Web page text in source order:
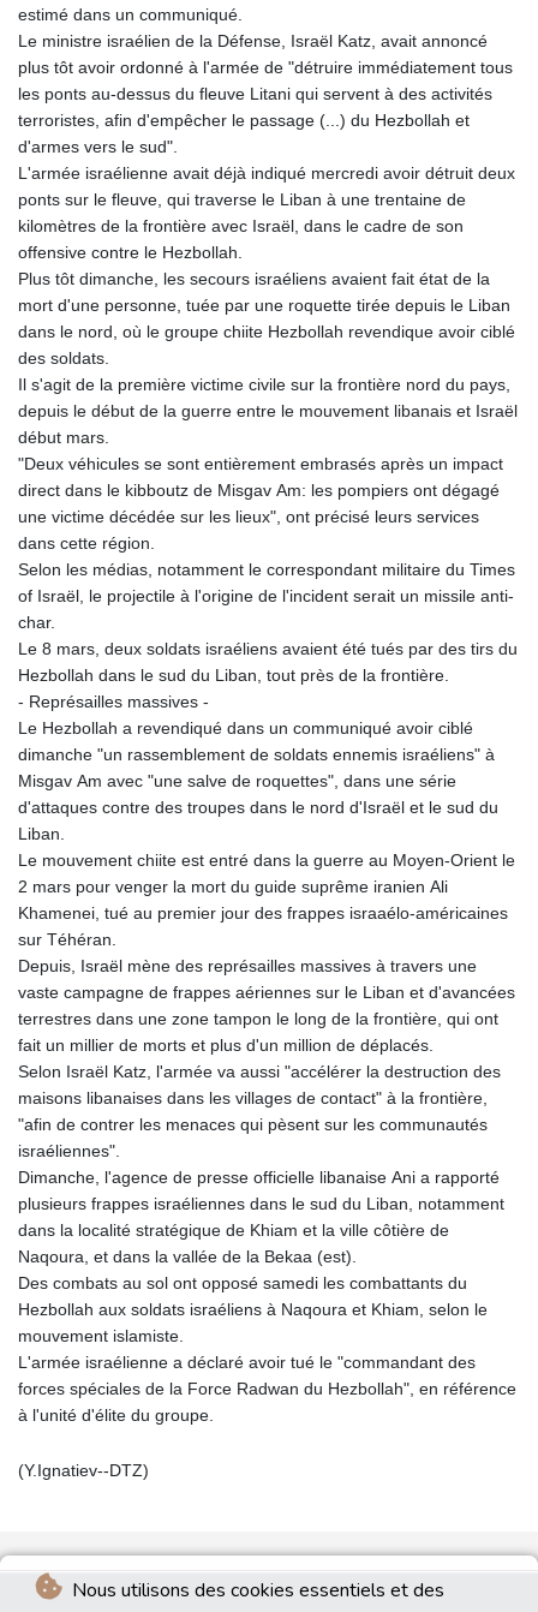
Nous utilisons des cookies essentiels et des
estimé dans un communiqué.
Le ministre israélien de la Défense, Israël Katz, avait annoncé
plus tôt avoir ordonné à l'armée de "détruire immédiatement tous
les ponts au-dessus du fleuve Litani qui servent à des activités
terroristes, afin d'empêcher le passage (...) du Hezbollah et
d'armes vers le sud".
L'armée israélienne avait déjà indiqué mercredi avoir détruit deux
ponts sur le fleuve, qui traverse le Liban à une trentaine de
kilomètres de la frontière avec Israël, dans le cadre de son
offensive contre le Hezbollah.
Plus tôt dimanche, les secours israéliens avaient fait état de la
mort d'une personne, tuée par une roquette tirée depuis le Liban
dans le nord, où le groupe chiite Hezbollah revendique avoir ciblé
des soldats.
Il s'agit de la première victime civile sur la frontière nord du pays,
depuis le début de la guerre entre le mouvement libanais et Israël
début mars.
"Deux véhicules se sont entièrement embrasés après un impact
direct dans le kibboutz de Misgav Am: les pompiers ont dégagé
une victime décédée sur les lieux", ont précisé leurs services
dans cette région.
Selon les médias, notamment le correspondant militaire du Times
of Israël, le projectile à l'origine de l'incident serait un missile anti-
char.
Le 8 mars, deux soldats israéliens avaient été tués par des tirs du
Hezbollah dans le sud du Liban, tout près de la frontière.
- Représailles massives -
Le Hezbollah a revendiqué dans un communiqué avoir ciblé
dimanche "un rassemblement de soldats ennemis israéliens" à
Misgav Am avec "une salve de roquettes", dans une série
d'attaques contre des troupes dans le nord d'Israël et le sud du
Liban.
Le mouvement chiite est entré dans la guerre au Moyen-Orient le
2 mars pour venger la mort du guide suprême iranien Ali
Khamenei, tué au premier jour des frappes israaélo-américaines
sur Téhéran.
Depuis, Israël mène des représailles massives à travers une
vaste campagne de frappes aériennes sur le Liban et d'avancées
terrestres dans une zone tampon le long de la frontière, qui ont
fait un millier de morts et plus d'un million de déplacés.
Selon Israël Katz, l'armée va aussi "accélérer la destruction des
maisons libanaises dans les villages de contact" à la frontière,
"afin de contrer les menaces qui pèsent sur les communautés
israéliennes".
Dimanche, l'agence de presse officielle libanaise Ani a rapporté
plusieurs frappes israéliennes dans le sud du Liban, notamment
dans la localité stratégique de Khiam et la ville côtière de
Naqoura, et dans la vallée de la Bekaa (est).
Des combats au sol ont opposé samedi les combattants du
Hezbollah aux soldats israéliens à Naqoura et Khiam, selon le
mouvement islamiste.
L'armée israélienne a déclaré avoir tué le "commandant des
forces spéciales de la Force Radwan du Hezbollah", en référence
à l'unité d'élite du groupe.
(Y.Ignatiev--DTZ)